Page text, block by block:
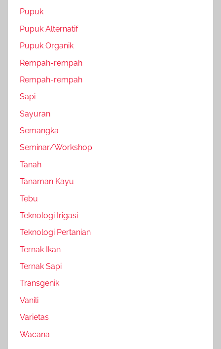
Pupuk
Pupuk Alternatif
Pupuk Organik
Rempah-rempah
Rempah-rempah
Sapi
Sayuran
Semangka
Seminar/Workshop
Tanah
Tanaman Kayu
Tebu
Teknologi Irigasi
Teknologi Pertanian
Ternak Ikan
Ternak Sapi
Transgenik
Vanili
Varietas
Wacana